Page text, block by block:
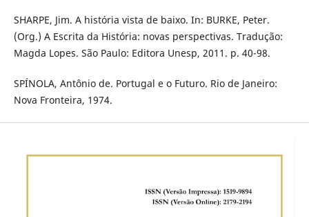
SHARPE, Jim. A história vista de baixo. In: BURKE, Peter.
(Org.) A Escrita da História: novas perspectivas. Tradução:
Magda Lopes. São Paulo: Editora Unesp, 2011. p. 40-98.
SPÍNOLA, Antônio de. Portugal e o Futuro. Rio de Janeiro:
Nova Fronteira, 1974.